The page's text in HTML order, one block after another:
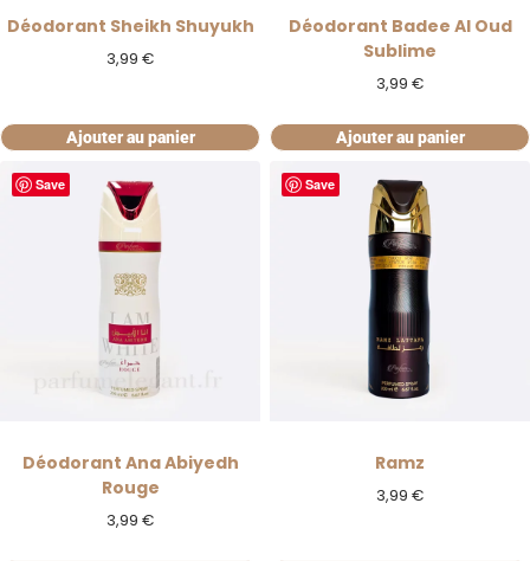
Déodorant Sheikh Shuyukh
3,99 €
Ajouter au panier
Déodorant Badee Al Oud
Sublime
3,99 €
Ajouter au panier
Save
Déodorant Ana Abiyedh
Rouge
3,99 €
Save
Ramz
3,99 €